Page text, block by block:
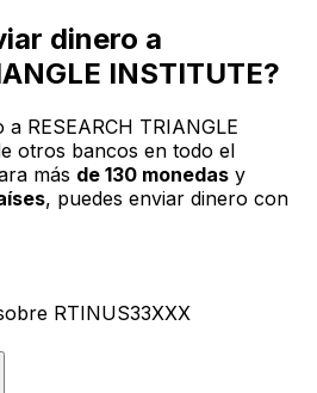
dinero a
INSTITUTE?
RESEARCH TRIANGLE
otros bancos en todo el
más de 130 monedas y
, puedes enviar dinero con
RTINUS33XXX